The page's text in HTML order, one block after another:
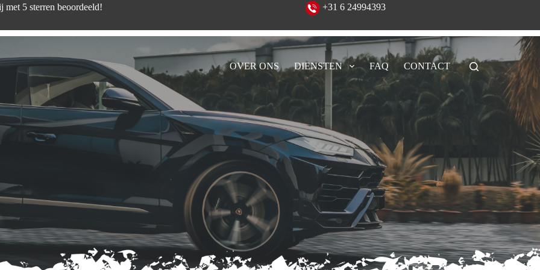
zijn wij met 5 sterren beoordeeld! +31 6 24994393
OVER ONS DIENSTEN FAQ CONTACT